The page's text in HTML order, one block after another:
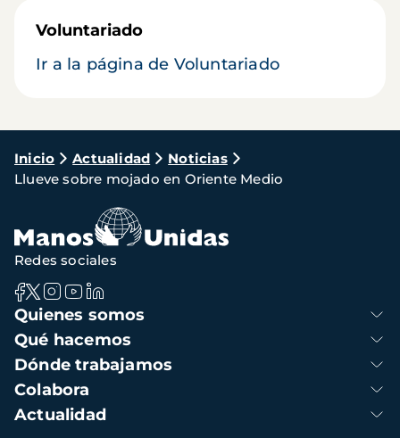
Voluntariado
Ir a la página de Voluntariado
Ruta
de
navegación
Inicio Actualidad
Noticias
Llueve sobre mojado en Oriente Medio
Navegación
principal
Quienes somos
Qué hacemos
Dónde trabajamos
Colabora
Actualidad
Redes sociales